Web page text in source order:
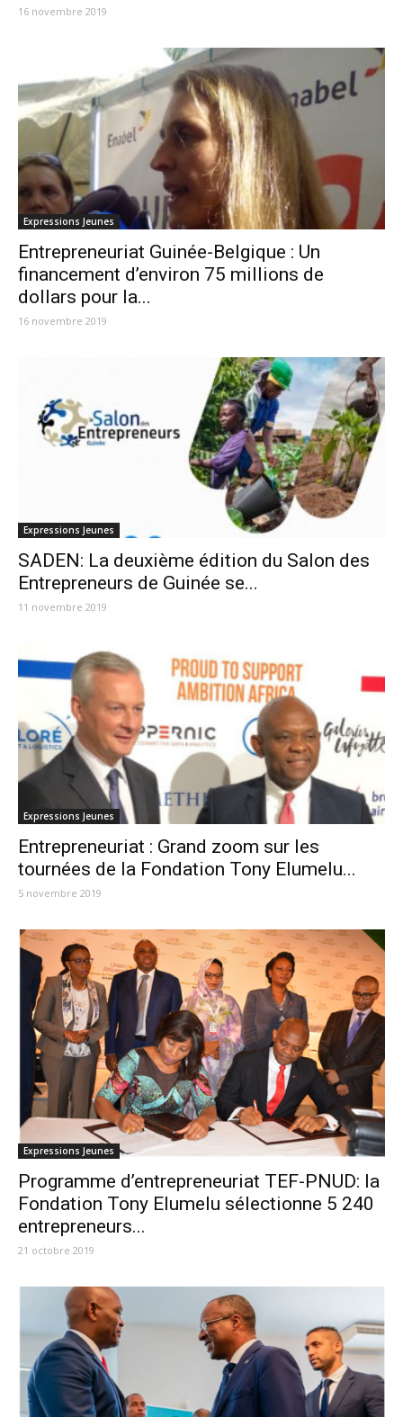
16 novembre 2019
Expressions Jeunes
Entrepreneuriat Guinée-Belgique : Un
financement d’environ 75 millions de
dollars pour la...
16 novembre 2019
Expressions Jeunes
SADEN: La deuxième édition du Salon des
Entrepreneurs de Guinée se...
11 novembre 2019
Expressions Jeunes
Entrepreneuriat : Grand zoom sur les
tournées de la Fondation Tony Elumelu...
5 novembre 2019
Expressions Jeunes
Programme d’entrepreneuriat TEF-PNUD: la
Fondation Tony Elumelu sélectionne 5 240
entrepreneurs...
21 octobre 2019